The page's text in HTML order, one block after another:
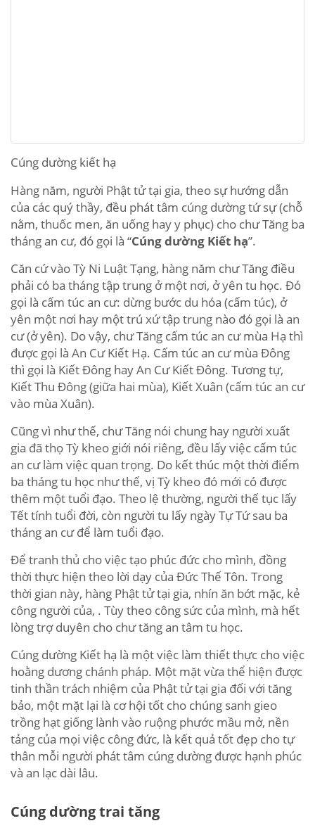
Cúng dường kiết hạ
Hàng năm, người Phật tử tại gia, theo sự hướng dẫn
của các quý thầy, đều phát tâm cúng dường tứ sự (chỗ
nằm, thuốc men, ăn uống hay y phục) cho chư Tăng ba
tháng an cư, đó gọi là “Cúng dường Kiết hạ”.
Căn cứ vào Tỳ Ni Luật Tạng, hàng năm chư Tăng điều
phải có ba tháng tập trung ở một nơi, ở yên tu học. Đó
gọi là cấm túc an cư: dừng bước du hóa (cấm túc), ở
yên một nơi hay một trú xứ tập trung nào đó gọi là an
cư (ở yên). Do vậy, chư Tăng cấm túc an cư mùa Hạ thì
được gọi là An Cư Kiết Hạ. Cấm túc an cư mùa Đông
thì gọi là Kiết Đông hay An Cư Kiết Đông. Tương tự,
Kiết Thu Đông (giữa hai mùa), Kiết Xuân (cấm túc an cư
vào mùa Xuân).
Cũng vì như thế, chư Tăng nói chung hay người xuất
gia đã thọ Tỳ kheo giới nói riêng, đều lấy việc cấm túc
an cư làm việc quan trọng. Do kết thúc một thời điểm
ba tháng tu học như thế, vị Tỳ kheo đó mới có được
thêm một tuổi đạo. Theo lệ thường, người thế tục lấy
Tết tính tuổi đời, còn người tu lấy ngày Tự Tứ sau ba
tháng an cư để làm tuổi đạo.
Để tranh thủ cho việc tạo phúc đức cho mình, đồng
thời thực hiện theo lời dạy của Đức Thế Tôn. Trong
thời gian này, hàng Phật tử tại gia, nhín ăn bớt mặc, kẻ
công người của, . Tùy theo công sức của mình, mà hết
lòng trợ duyên cho chư tăng an tâm tu học.
Cúng dường Kiết hạ là một việc làm thiết thực cho việc
hoằng dương chánh pháp. Một mặt vừa thể hiện được
tinh thần trách nhiệm của Phật tử tại gia đối với tăng
bảo, một mặt lại là cơ hội tốt cho chúng sanh gieo
trồng hạt giống lành vào ruộng phước mầu mở, nền
tảng của mọi việc công đức, là kết quả tốt đẹp cho tự
thân mỗi người phát tâm cúng dường được hạnh phúc
và an lạc dài lâu.
Cúng dường trai tăng